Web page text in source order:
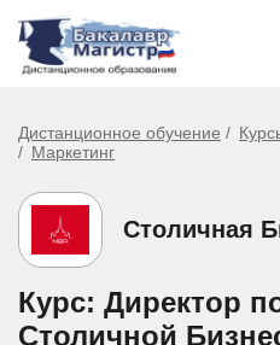
Дистанционное обучение
Маркетинг
Столичная
Курс: Директор
Столичной